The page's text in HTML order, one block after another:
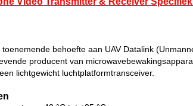
behoefte aan UAV Datalink
producent van
lichtgewicht luchtplatformtransceiver.